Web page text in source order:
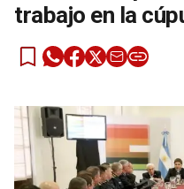
trabajo en la